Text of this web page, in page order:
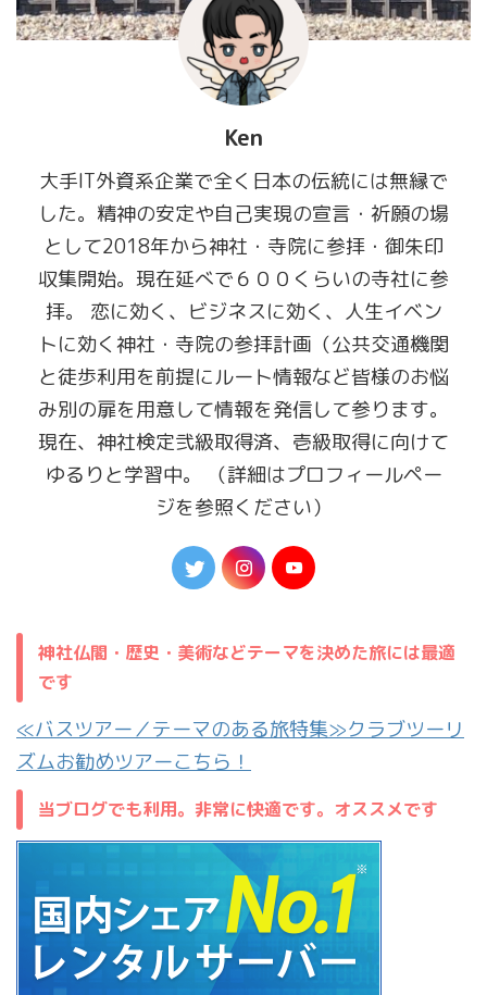
Ken
大手IT外資系企業で全く日本の伝統には無縁で
した。精神の安定や自己実現の宣言・祈願の場
として2018年から神社・寺院に参拝・御朱印
収集開始。現在延べで６００くらいの寺社に参
拝。 恋に効く、ビジネスに効く、人生イベン
トに効く神社・寺院の参拝計画（公共交通機関
と徒歩利用を前提にルート情報など皆様のお悩
み別の扉を用意して情報を発信して参ります。
現在、神社検定弐級取得済、壱級取得に向けて
ゆるりと学習中。 （詳細はプロフィールペー
ジを参照ください）
神社仏閣・歴史・美術などテーマを決めた旅には最適
です
≪バスツアー／テーマのある旅特集≫クラブツーリ
ズムお勧めツアーこちら！
当ブログでも利用。非常に快適です。オススメです